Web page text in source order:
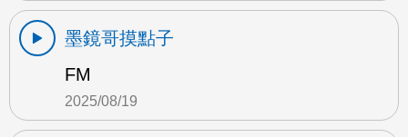
墨鏡哥摸點子
FM
2025/08/19